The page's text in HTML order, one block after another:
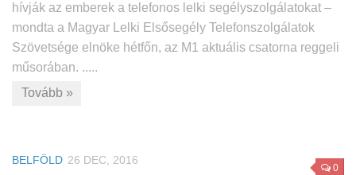
hívják az emberek a telefonos lelki segélyszolgálatokat –
mondta a Magyar Lelki Elsősegély Telefonszolgálatok
Szövetsége elnöke hétfőn, az M1 aktuális csatorna reggeli
műsorában. .....
Tovább »
0
BELFÖLD 26 DEC, 2016